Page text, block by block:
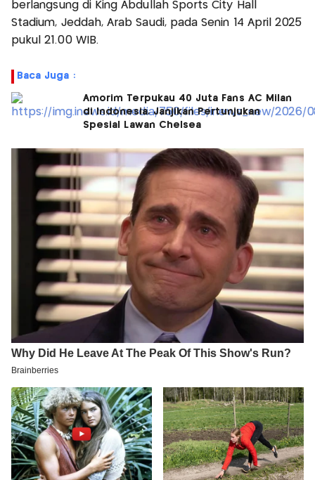
berlangsung di King Abdullah Sports City Hall
Stadium, Jeddah, Arab Saudi, pada Senin 14 April 2025
pukul 21.00 WIB.
Baca Juga :
Amorim Terpukau 40 Juta Fans AC Milan
di Indonesia, Janjikan Pertunjukan
Spesial Lawan Chelsea